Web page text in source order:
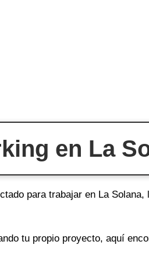
en La
para trabajar en La Solana,
tu propio proyecto, aquí